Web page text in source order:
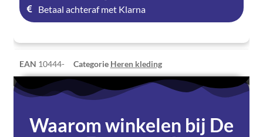
Betaal achteraf met Klarna
EAN 10444- Categorie Heren kleding
Waarom winkelen bij De